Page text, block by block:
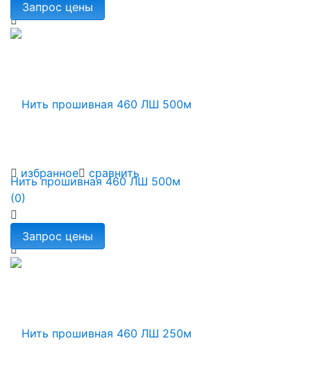
избранное сравнить
Нить прошивная 460 ЛШ 500м
(0)